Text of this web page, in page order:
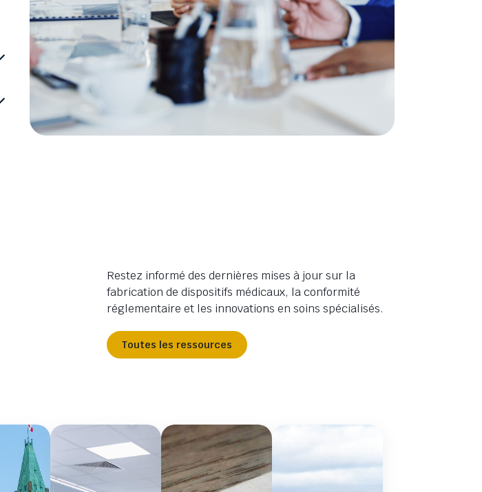
Restez informé des dernières mises à jour sur la
fabrication de dispositifs médicaux, la conformité
réglementaire et les innovations en soins spécialisés.
Toutes les ressources